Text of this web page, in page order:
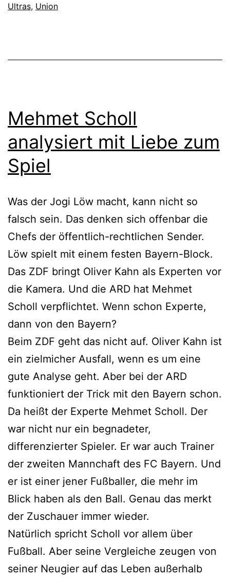
Ultras, Union
Mehmet Scholl
analysiert mit Liebe zum
Spiel
Was der Jogi Löw macht, kann nicht so
falsch sein. Das denken sich offenbar die
Chefs der öffentlich-rechtlichen Sender.
Löw spielt mit einem festen Bayern-Block.
Das ZDF bringt Oliver Kahn als Experten vor
die Kamera. Und die ARD hat Mehmet
Scholl verpflichtet. Wenn schon Experte,
dann von den Bayern?
Beim ZDF geht das nicht auf. Oliver Kahn ist
ein zielmicher Ausfall, wenn es um eine
gute Analyse geht. Aber bei der ARD
funktioniert der Trick mit den Bayern schon.
Da heißt der Experte Mehmet Scholl. Der
war nicht nur ein begnadeter,
differenzierter Spieler. Er war auch Trainer
der zweiten Mannchaft des FC Bayern. Und
er ist einer jener Fußballer, die mehr im
Blick haben als den Ball. Genau das merkt
der Zuschauer immer wieder.
Natürlich spricht Scholl vor allem über
Fußball. Aber seine Vergleiche zeugen von
seiner Neugier auf das Leben außerhalb